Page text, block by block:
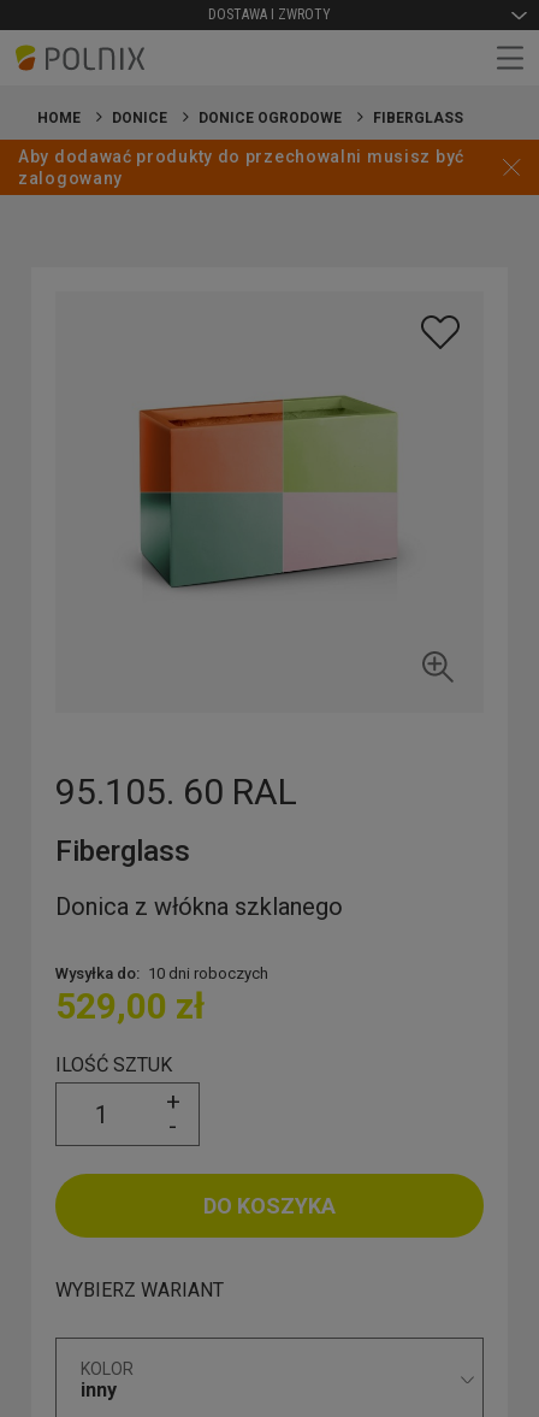
DOSTAWA I ZWROTY
HOME DONICE DONICE OGRODOWE FIBERGLASS
Aby dodawać produkty do przechowalni musisz być
zalogowany
95.105. 60 RAL
Fiberglass
Donica z włókna szklanego
Wysyłka do: 10 dni roboczych
529,00 zł
ILOŚĆ SZTUK
+
-
DO KOSZYKA
WYBIERZ WARIANT
KOLOR
inny